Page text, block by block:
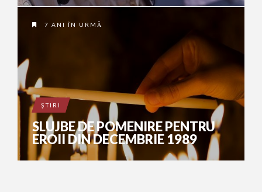
7 ANI ÎN URMĂ
ŞTIRI
SLUJBE DE POMENIRE PENTRU
EROII DIN DECEMBRIE 1989